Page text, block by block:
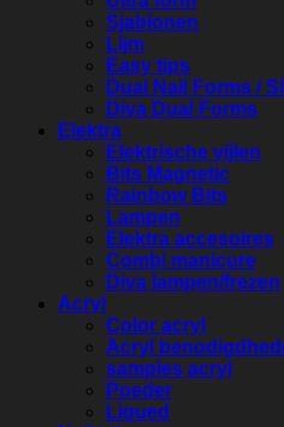
Sjablonen
Lijm
Easy tips
Dual Nail Forms /
Diva Dual Forms
Elektra
Elektrische vijlen
Bits Magnetic
Rainbow Bits
Lampen
Elektra accesoires
Combi manicure
Diva lampen/frezen
Acryl
Color acryl
Acryl
samples acryl
Poeder
Liqued